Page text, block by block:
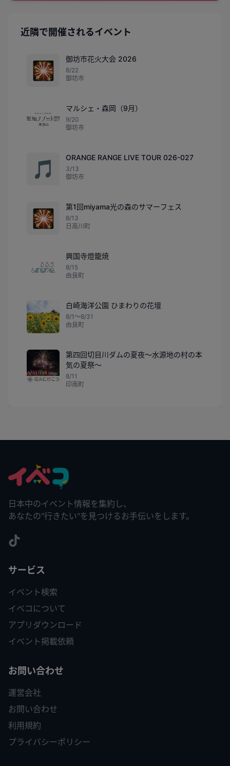
近隣で開催されるイベント
🎇
御坊市花火大会 2026
8/22
御坊市
マルシェ・森岡（9月）
9/20
御坊市
🎵
ORANGE RANGE LIVE TOUR 026-027
3/13
御坊市
🎇
第1回miyama光の森のサマーフェス
8/13
日高川町
興国寺燈籠焼
8/15
由良町
白崎海洋公園 ひまわりの花壇
8/1〜8/31
由良町
第四回切目川ダムの夏夜～水源地の村の本
気の夏祭～
8/11
印南町
日本中のイベント情報を集約し、
あなたの"行きたい"を見つけるお手伝いをします。
サービス
イベント検索
イベコについて
アプリダウンロード
イベント掲載依頼
お問い合わせ
運営会社
お問い合わせ
利用規約
プライバシーポリシー